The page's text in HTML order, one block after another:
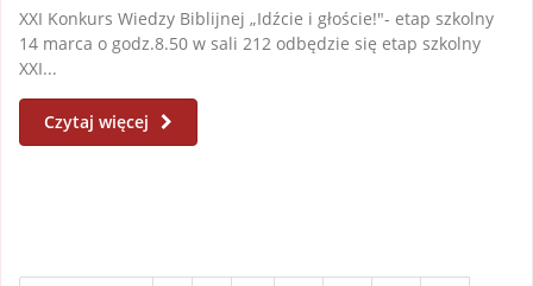
XXI Konkurs Wiedzy Biblijnej „Idźcie i głoście!"- etap szkolny
14 marca o godz.8.50 w sali 212 odbędzie się etap szkolny
XXI...
Czytaj więcej